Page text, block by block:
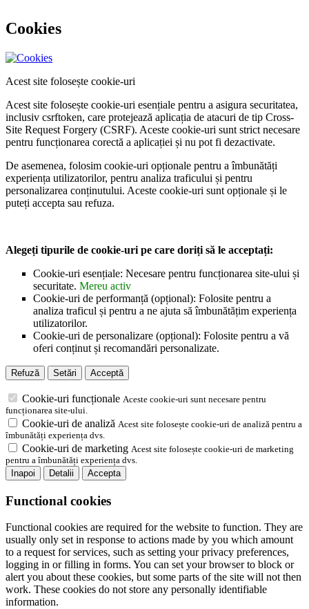
Cookies
Acest site folosește cookie-uri
Acest site folosește cookie-uri esențiale pentru a asigura securitatea,
inclusiv csrftoken, care protejează aplicația de atacuri de tip Cross-
Site Request Forgery (CSRF). Aceste cookie-uri sunt strict necesare
pentru funcționarea corectă a aplicației și nu pot fi dezactivate.
De asemenea, folosim cookie-uri opționale pentru a îmbunătăți
experiența utilizatorilor, pentru analiza traficului și pentru
personalizarea conținutului. Aceste cookie-uri sunt opționale și le
puteți accepta sau refuza.
Alegeți tipurile de cookie-uri pe care doriți să le acceptați:
Cookie-uri esențiale: Necesare pentru funcționarea site-ului și
securitate. Mereu activ
Cookie-uri de performanță (opțional): Folosite pentru a
analiza traficul și pentru a ne ajuta să îmbunătățim experiența
utilizatorilor.
Cookie-uri de personalizare (opțional): Folosite pentru a vă
oferi conținut și recomandări personalizate.
Refuză Setări Acceptă
Cookie-uri funcționale Aceste cookie-uri sunt necesare pentru
funcționarea site-ului.
Cookie-uri de analiză Acest site folosește cookie-uri de analiză pentru a
îmbunătăți experiența dvs.
Cookie-uri de marketing Acest site folosește cookie-uri de marketing
pentru a îmbunătăți experiența dvs.
Inapoi
Detalii Accepta
Functional cookies
Functional cookies are required for the website to function. They are
usually only set in response to actions made by you which amount
to a request for services, such as setting your privacy preferences,
logging in or filling in forms. You can set your browser to block or
alert you about these cookies, but some parts of the site will not then
work. These cookies do not store any personally identifiable
information.